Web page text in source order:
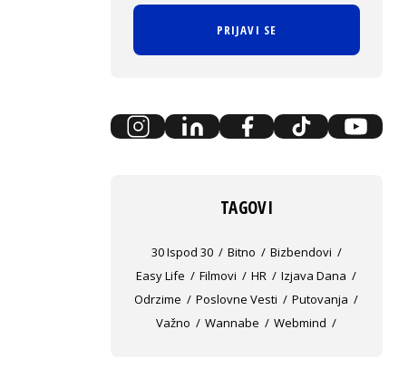
PRIJAVI SE
TAGOVI
30 Ispod 30 Bitno
Bizbendovi
Easy Life
Filmovi HR
Izjava Dana
Odrzime
Poslovne Vesti
Putovanja
Važno
Wannabe Webmind